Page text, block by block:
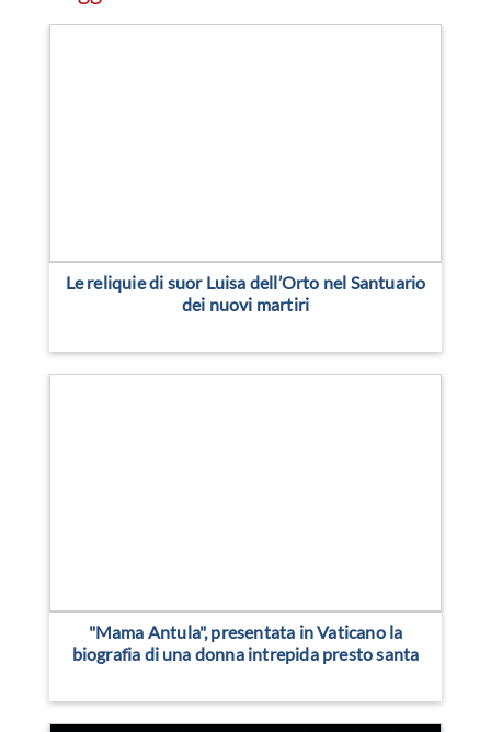
Le reliquie di suor Luisa dell’Orto nel Santuario
dei nuovi martiri
"Mama Antula", presentata in Vaticano la
biografia di una donna intrepida presto santa